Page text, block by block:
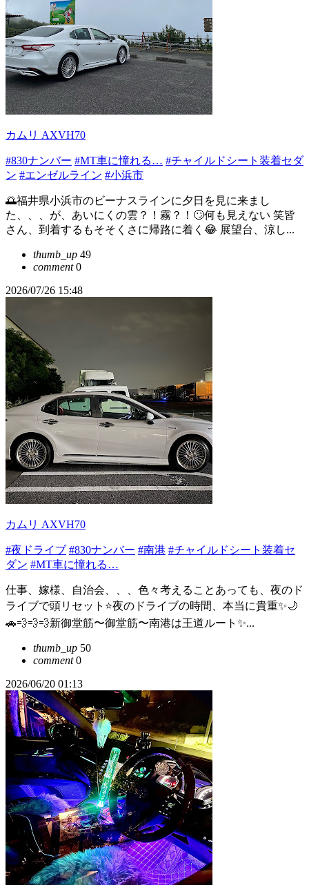
カムリ AXVH70
#830ナンバー #MT車に憧れる… #チャイルドシート装着セダ
ン #エンゼルライン #小浜市
🌅福井県小浜市のビーナスラインに夕日を見に来まし
た、、、が、あいにくの雲？！霧？！🙄何も見えない 笑皆
さん、到着するもそそくさに帰路に着く😂 展望台、涼し...
thumb_up 49
comment0
2026/07/26 15:48
カムリ AXVH70
#夜ドライブ #830ナンバー #南港 #チャイルドシート装着セ
ダン #MT車に憧れる…
仕事、嫁様、自治会、、、色々考えることあっても、夜のド
ライブで頭リセット⭐️夜のドライブの時間、本当に貴重✨🌙
🚗💨💨💨新御堂筋〜御堂筋〜南港は王道ルート✨...
thumb_up 50
comment0
2026/06/20 01:13